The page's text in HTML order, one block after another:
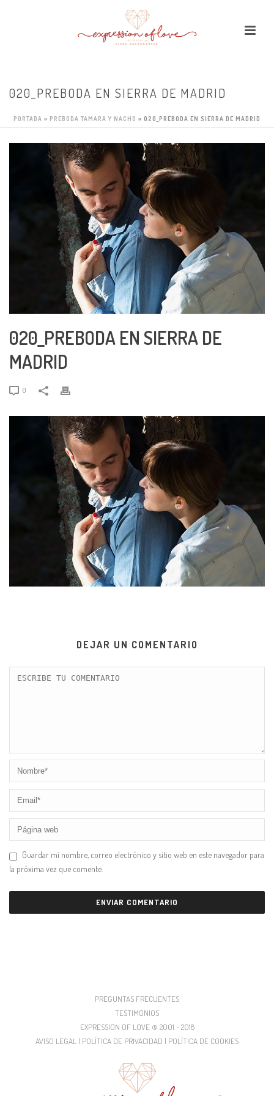
020_PREBODA EN SIERRA DE MADRID
PORTADA » PREBODA TAMARA Y NACHO » 020_PREBODA EN SIERRA DE MADRID
020_PREBODA EN SIERRA DE
MADRID
0
DEJAR UN COMENTARIO
Guardar mi nombre, correo electrónico y sitio web en este navegador para
la próxima vez que comente.
PREGUNTAS FRECUENTES
TESTIMONIOS
EXPRESSION OF LOVE © 2001 - 2018
AVISO LEGAL | POLÍTICA DE PRIVACIDAD | POLÍTICA DE COOKIES